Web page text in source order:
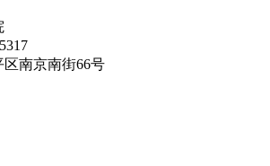
南京南街66号